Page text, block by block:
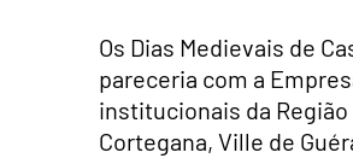
Os Dias Medievais de
pareceria com a
institucionais da
Cortegana, Ville de